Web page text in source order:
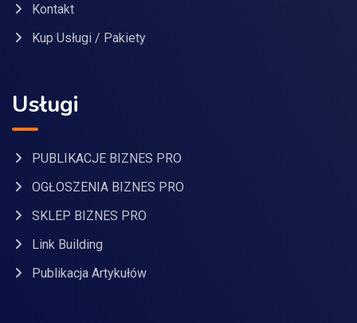
Kontakt
Kup Usługi / Pakiety
Usługi
PUBLIKACJE BIZNES PRO
OGŁOSZENIA BIZNES PRO
SKLEP BIZNES PRO
Link Building
Publikacja Artykułów